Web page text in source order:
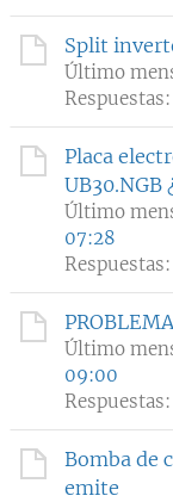
Split
Último
Respuestas:
Placa
UB30.NGB
Último
07:28
Respuestas:
Último
09:00
Respuestas:
Bomba de
emite